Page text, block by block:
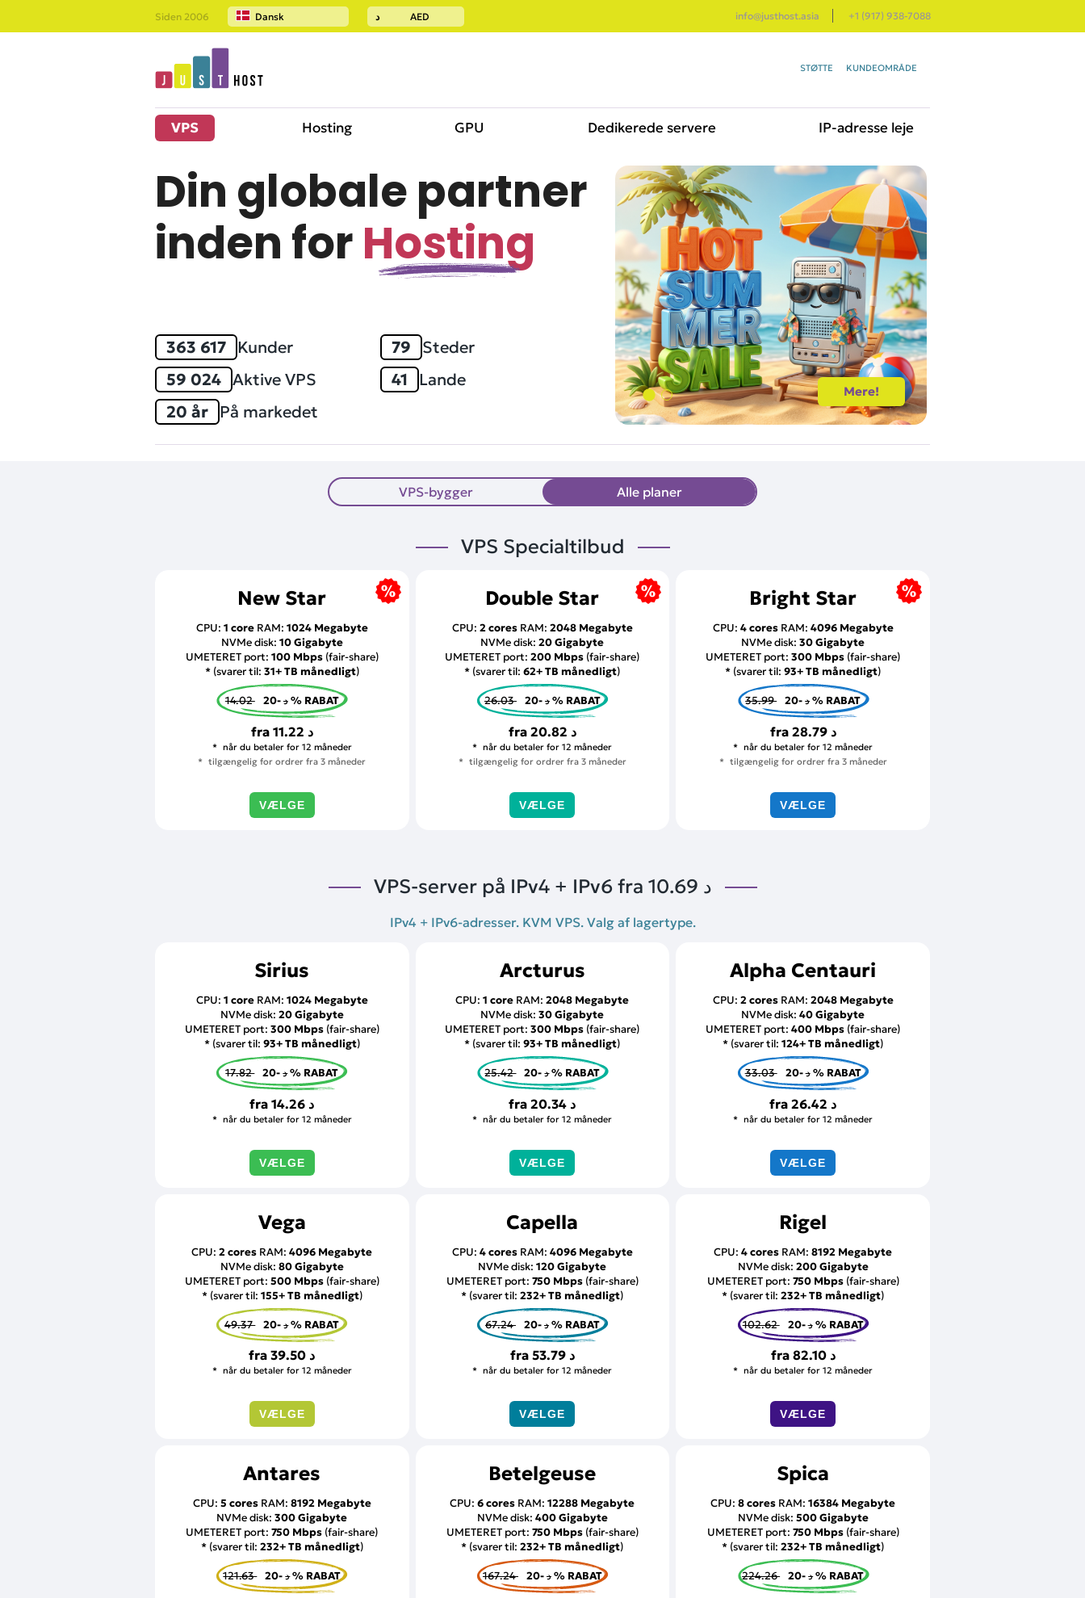
Siden 2006 Dansk د AED info@justhost.asia +1 (917) 938-7088
STØTTE KUNDEOMRÅDE
VPS Hosting GPU Dedikerede servere IP-adresse leje
Din globale partner
inden forHosting
363 617 Kunder 79
Steder
59 024 Aktive VPS 41
Lande
20 år På markedet
Mere!
VPS SERVER
FRA 7.30 د
CPU: 1 core
RAM: 512 Megabyte
NVMe disk: 5 Gigabyte
UMETERET port:
10 Mbit (fair-share)
VPS-bygger Alle planer
VPS Specialtilbud
New Star
CPU: 1 coreRAM: 1024 Megabyte
NVMe disk: 10 Gigabyte
UMETERET port: 100 Mbps(fair-share)
* (svarer til: 31+ TB månedligt)
14.02 د-20 % RABAT
fra 11.22 د
når du betaler for 12 måneder
tilgængelig for ordrer fra 3 måneder
VÆLGE
Double Star
CPU: 2 coresRAM: 2048 Megabyte
NVMe disk:20 Gigabyte
UMETERET port:200 Mbps (fair-share)
* (svarer til:62+ TB månedligt)
26.03 د-20 % RABAT
fra 20.82 د
når du betaler for 12 måneder
tilgængelig for ordrer fra 3 måneder
VÆLGE
Bright Star
CPU: 4 coresRAM: 4096 Megabyte
NVMe disk:30 Gigabyte
UMETERET port:300 Mbps (fair-share)
* (svarer til:93+ TB månedligt)
35.99 د-20 % RABAT
fra 28.79 د
når du betaler for 12 måneder
tilgængelig for ordrer fra 3 måneder
VÆLGE
VPS-server på IPv4 + IPv6 fra 10.69 د
IPv4 + IPv6-adresser. KVM VPS. Valg af lagertype.
Sirius
CPU: 1 coreRAM: 1024 Megabyte
NVMe disk: 20 Gigabyte
UMETERET port: 300 Mbps(fair-share)
* (svarer til: 93+ TB månedligt)
17.82 د-20 % RABAT
fra 14.26 د
når du betaler for 12 måneder
VÆLGE
Arcturus
CPU:1 core RAM:2048 Megabyte
NVMe disk:30 Gigabyte
UMETERET port:300 Mbps (fair-share)
* (svarer til:93+ TB månedligt)
25.42 د-20 % RABAT
fra 20.34 د
når du betaler for 12 måneder
VÆLGE
Alpha Centauri
CPU: 2 coresRAM: 2048 Megabyte
NVMe disk:40 Gigabyte
UMETERET port:400 Mbps (fair-share)
* (svarer til:124+ TB månedligt)
33.03 د-20 % RABAT
fra 26.42 د
når du betaler for 12 måneder
VÆLGE
Vega
CPU:2 cores RAM:4096 Megabyte
NVMe disk: 80 Gigabyte
UMETERET port: 500 Mbps(fair-share)
* (svarer til: 155+ TB månedligt)
49.37 د-20 % RABAT
fra 39.50 د
når du betaler for 12 måneder
VÆLGE
Capella
CPU: 4 coresRAM: 4096 Megabyte
NVMe disk:120 Gigabyte
UMETERET port: 750 Mbps(fair-share)
* (svarer til:232+ TB månedligt)
67.24 د-20 % RABAT
fra 53.79 د
når du betaler for 12 måneder
VÆLGE
Rigel
CPU:4 cores RAM:8192 Megabyte
NVMe disk: 200 Gigabyte
UMETERET port: 750 Mbps(fair-share)
* (svarer til:232+ TB månedligt)
102.62 د-20 % RABAT
fra 82.10 د
når du betaler for 12 måneder
VÆLGE
Antares
CPU: 5 coresRAM: 8192 Megabyte
NVMe disk:300 Gigabyte
UMETERET port:750 Mbps (fair-share)
* (svarer til: 232+ TB månedligt)
121.63 د-20 % RABAT
Betelgeuse
CPU:6 cores RAM:12288 Megabyte
NVMe disk: 400 Gigabyte
UMETERET port: 750 Mbps(fair-share)
* (svarer til:232+ TB månedligt)
167.24 د-20 % RABAT
Spica
CPU:8 cores RAM:16384 Megabyte
NVMe disk: 500 Gigabyte
UMETERET port: 750 Mbps(fair-share)
* (svarer til:232+ TB månedligt)
224.26 د-20 % RABAT